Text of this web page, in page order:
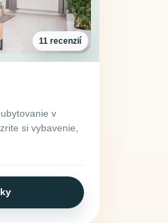
11 recenzií
v
si vybavenie,